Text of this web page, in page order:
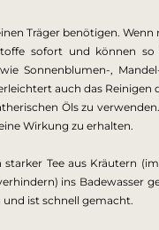
Träger benötigen. Wenn
sofort und können so
Sonnenblumen-,
auch das Reinigen
Öls zu
Wirkung zu erhalten.
Tee aus Kräutern
ins Badewasser
ist schnell gemacht.